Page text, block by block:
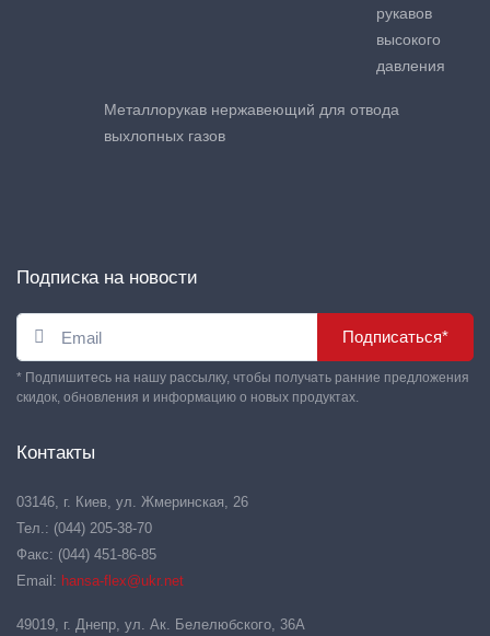
рукавов
высокого
давления
Металлорукав нержавеющий для отвода
выхлопных газов
Подписка на новости
Подписаться*
* Подпишитесь на нашу рассылку, чтобы получать ранние предложения
скидок, обновления и информацию о новых продуктах.
Контакты
03146, г. Киев, ул. Жмеринская, 26
Тел.: (044) 205-38-70
Факс: (044) 451-86-85
Email: hansa-flex@ukr.net
49019, г. Днепр, ул. Ак. Белелюбского, 36А